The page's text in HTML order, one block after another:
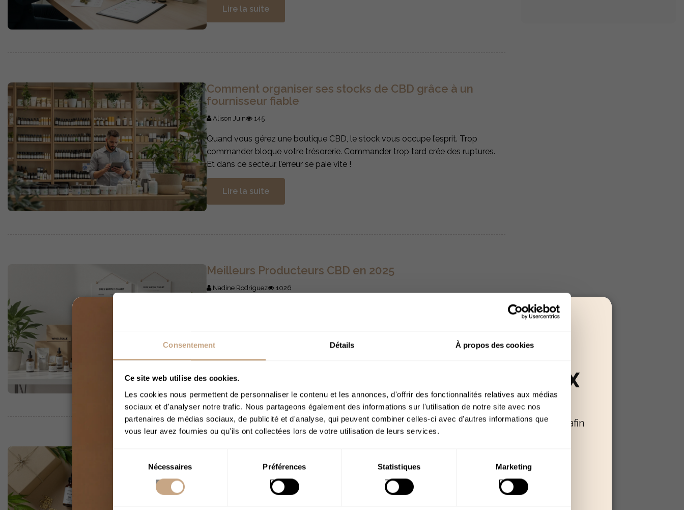
Consentement Détails À propos des cookies
Ce site web utilise des cookies.
Les cookies nous permettent de personnaliser le contenu et les annonces, d'offrir des fonctionnalités relatives aux médias
sociaux et d'analyser notre trafic. Nous partageons également des informations sur l'utilisation de notre site avec nos
partenaires de médias sociaux, de publicité et d'analyse, qui peuvent combiner celles-ci avec d'autres informations que
vous leur avez fournies ou qu'ils ont collectées lors de votre utilisation de leurs services.
consentement
Nécessaires Préférences Statistiques Marketing
ACCÈS RÉSERVÉ AUX
+18
Merci de bien vouloir confirmer votre âge afin
ans
Lire la suite
Comment organiser ses stocks de CBD grâce à un
fournisseur fiable
Alison Juin 145
Quand vous gérez une boutique CBD, le stock vous occupe l’esprit. Trop
commander bloque votre trésorerie. Commander trop tard crée des ruptures.
Et dans ce secteur, l’erreur se paie vite !
Lire la suite
Meilleurs Producteurs CBD en 2025
Nadine Rodriguez 1026
seuil de 0,3 ( de THC). Découvrez les meilleurs producteurs CBD en 2025.
Lire la suite
Nadine Rodriguez 197
Le marché du CBD explose, mais tous les grossistes ne se valent pas, surtout